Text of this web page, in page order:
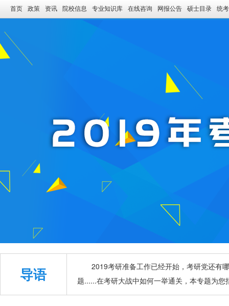
首页 政策 资讯 院校信息 专业知识库 在线咨询 网报公告 硕士目录 统
导语
2019考研准备工作已经开始，考研党还有
题......在考研大战中如何一举通关，本专题为